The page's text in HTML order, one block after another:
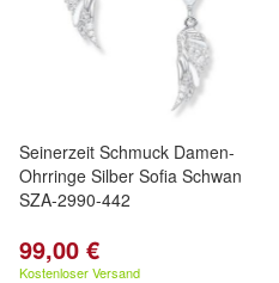
Seinerzeit Schmuck Damen-
Ohrringe Silber Sofia Schwan
SZA-2990-442
99,00 €
Kostenloser Versand